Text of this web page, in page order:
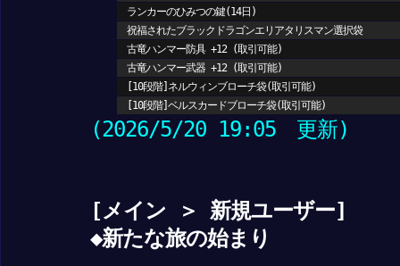
ランカーのひみつの鍵(14日)
祝福されたブラックドラゴンエリアタリスマン選択袋
古竜ハンマー防具 +12 (取引可能)
古竜ハンマー武器 +12 (取引可能)
[10段階]ネルウィンブローチ袋(取引可能)
[10段階]ベルスカードブローチ袋(取引可能)
(2026/5/20 19:05 更新)
[メイン ＞ 新規ユーザー]
◆新たな旅の始まり